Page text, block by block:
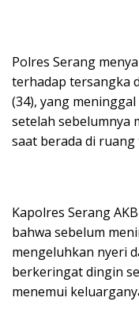
Polres Serang
terhadap tersangka
(34), yang
setelah sebelumnya
saat berada di ruang
Kapolres Serang
bahwa sebelum
mengeluhkan nyeri
berkeringat dingin
menemui